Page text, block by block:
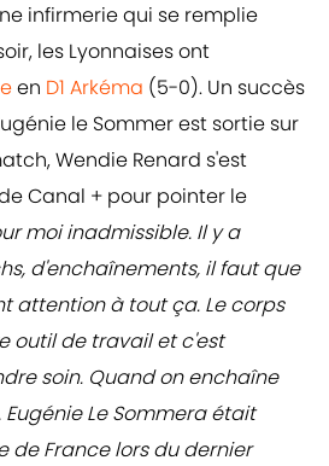
infirmerie qui se remplie
les Lyonnaises ont
en D1 Arkéma (5-0). Un succès
le Sommer est sortie sur
Wendie Renard s'est
Canal + pour pointer le
moi inadmissible. Il y a
d'enchaînements, il faut que
attention à tout ça. Le corps
outil de travail et c'est
soin. Quand on enchaîne
Le Sommera était
de France lors du dernier